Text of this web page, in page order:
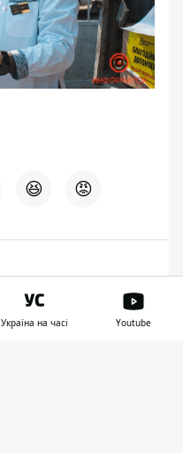
😆 😡
Україна на часі Youtube